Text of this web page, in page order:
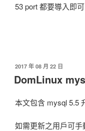
53 port 都要導入即
發
佈
於
2017 年 08 月 22 日
DomLinux
本文包含 mysql 5.5
如需更新之用戶可